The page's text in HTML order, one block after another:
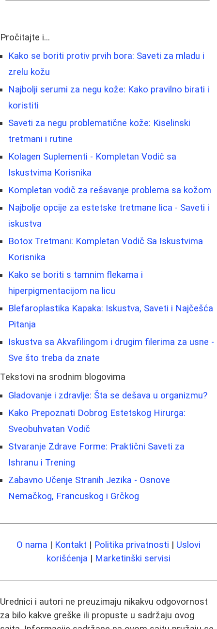
Pročitajte i...
Kako se boriti protiv prvih bora: Saveti za mladu i
zrelu kožu
Najbolji serumi za negu kože: Kako pravilno birati i
koristiti
Saveti za negu problematične kože: Kiselinski
tretmani i rutine
Kolagen Suplementi - Kompletan Vodič sa
Iskustvima Korisnika
Kompletan vodič za rešavanje problema sa kožom
Najbolje opcije za estetske tretmane lica - Saveti i
iskustva
Botox Tretmani: Kompletan Vodič Sa Iskustvima
Korisnika
Kako se boriti s tamnim flekama i
hiperpigmentacijom na licu
Blefaroplastika Kapaka: Iskustva, Saveti i Najčešća
Pitanja
Iskustva sa Akvafilingom i drugim filerima za usne -
Sve što treba da znate
Tekstovi na srodnim blogovima
Gladovanje i zdravlje: Šta se dešava u organizmu?
Kako Prepoznati Dobrog Estetskog Hirurga:
Sveobuhvatan Vodič
Stvaranje Zdrave Forme: Praktični Saveti za
Ishranu i Trening
Zabavno Učenje Stranih Jezika - Osnove
Nemačkog, Francuskog i Grčkog
O nama | Kontakt | Politika privatnosti | Uslovi
korišćenja | Marketinški servisi
Urednici i autori ne preuzimaju nikakvu odgovornost
za bilo kakve greške ili propuste u sadržaju ovog